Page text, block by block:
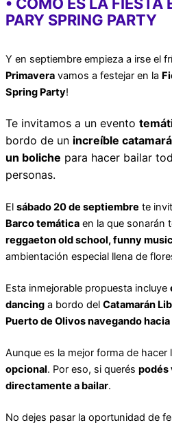
PARY SPRING PARTY
Y en septiembre empieza a irse el
Primavera vamos a festejar en la
Spring Party!
Te invitamos a un evento
bordo de un increíble
un boliche para hacer bailar
personas.
El sábado 20 de septiembre te
Barco temática en la que sonarán
reggaeton old school, funny
ambientación especial llena de
Esta inmejorable propuesta incluye
dancing a bordo del Catamarán
Puerto de Olivos navegando
Aunque es la mejor forma de hacer
opcional. Por eso, si querés podés
directamente a bailar.
No dejes pasar la oportunidad de